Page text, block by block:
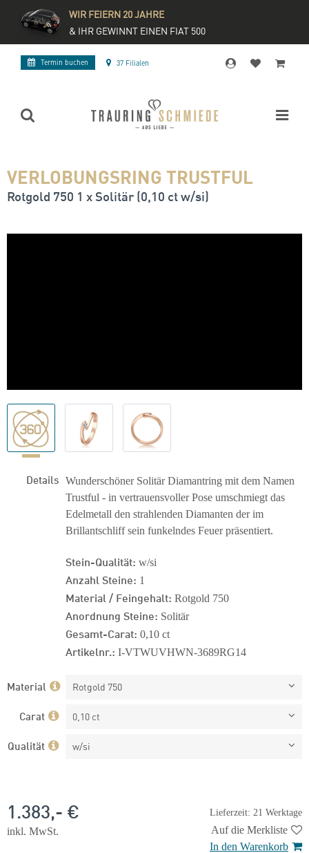
WIR FEIERN 20 JAHRE
& IHR GEWINNT EINEN FIAT 500
Termin buchen 37 Filialen
VERLOBUNGSRING TRUSTFUL
Rotgold 750 1 x Solitär (0,10 ct w/si)
Details Wunderschöner Solitär Diamantring mit dem Namen
Trustful - in vertrauensvoller Pose umschmiegt das
Edelmetall den strahlenden Diamanten der im
Brillantschliff sein funkelndes Feuer präsentiert.
Stein-Qualität: w/si
Anzahl Steine: 1
Material / Feingehalt: Rotgold 750
Anordnung Steine: Solitär
Gesamt-Carat: 0,10 ct
Artikelnr.: I-VTWUVHWN-3689RG14
Material Rotgold 750
Carat 0,10 ct
Qualität w/si
Lieferzeit: 21 Werktage
1.383,- €
inkl. MwSt.
Auf die Merkliste
In den Warenkorb